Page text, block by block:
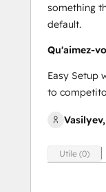
something
default.
Qu'aimez-
Easy Setup
to
Utile (0)